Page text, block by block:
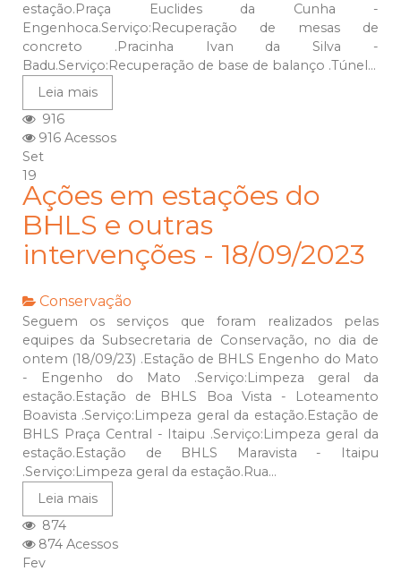
estação.Praça Euclides da Cunha -
Engenhoca.Serviço:Recuperação de mesas de
concreto .Pracinha Ivan da Silva -
Badu.Serviço:Recuperação de base de balanço .Túnel...
Leia mais
916
916 Acessos
Set
19
Ações em estações do
BHLS e outras
intervenções - 18/09/2023
Conservação
Seguem os serviços que foram realizados pelas
equipes da Subsecretaria de Conservação, no dia de
ontem (18/09/23) .Estação de BHLS Engenho do Mato
- Engenho do Mato .Serviço:Limpeza geral da
estação.Estação de BHLS Boa Vista - Loteamento
Boavista .Serviço:Limpeza geral da estação.Estação de
BHLS Praça Central - Itaipu .Serviço:Limpeza geral da
estação.Estação de BHLS Maravista - Itaipu
.Serviço:Limpeza geral da estação.Rua...
Leia mais
874
874 Acessos
Fev